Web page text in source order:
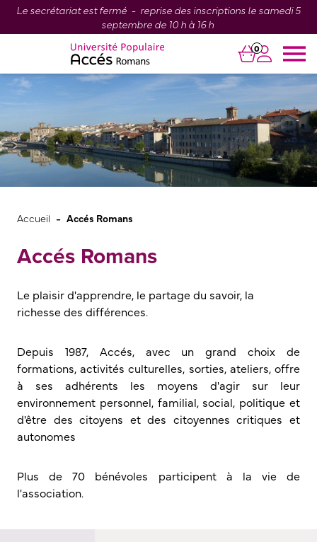
Le secrétariat est fermé - reprise des inscriptions le samedi 5
septembre de 10 h à 16 h
0
Accueil - Accés Romans
Accés Romans
Le plaisir d'apprendre, le partage du savoir, la
richesse des différences.
Depuis 1987, Accés, avec un grand choix de
formations, activités culturelles, sorties, ateliers, offre
à ses adhérents les moyens d'agir sur leur
environnement personnel, familial, social, politique et
d'être des citoyens et des citoyennes critiques et
autonomes
Plus de 70 bénévoles participent à la vie de
l'association.